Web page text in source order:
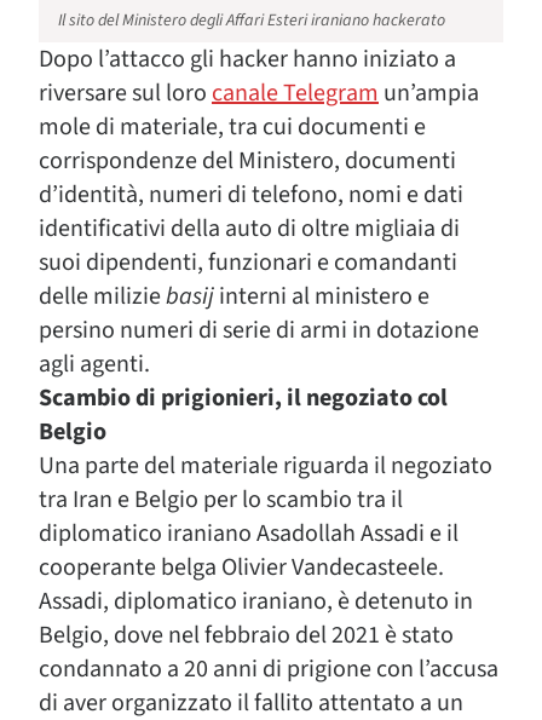
Il sito del Ministero degli Affari Esteri iraniano hackerato
Dopo l’attacco gli hacker hanno iniziato a
riversare sul lorocanale Telegramun’ampia
mole di materiale, tra cui documenti e
corrispondenze del Ministero, documenti
d’identità, numeri di telefono, nomi e dati
identificativi della auto di oltre migliaia di
suoi dipendenti, funzionari e comandanti
delle miliziebasijinterni al ministero e
persino numeri di serie di armi in dotazione
agli agenti.
Scambio di prigionieri, il negoziato col
Belgio
Una parte del materiale riguarda il negoziato
tra Iran e Belgio per lo scambio tra il
diplomatico iraniano Asadollah Assadi e il
cooperante belga Olivier Vandecasteele.
Assadi, diplomatico iraniano, è detenuto in
Belgio, dove nel febbraio del 2021 è stato
condannato a 20 anni di prigione con l’accusa
di aver organizzato il fallito attentato a un